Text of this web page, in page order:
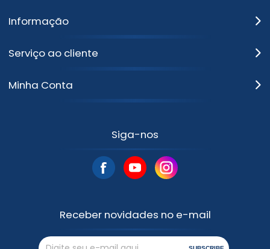
Informação
Serviço ao cliente
Minha Conta
Siga-nos
Receber novidades no e-mail